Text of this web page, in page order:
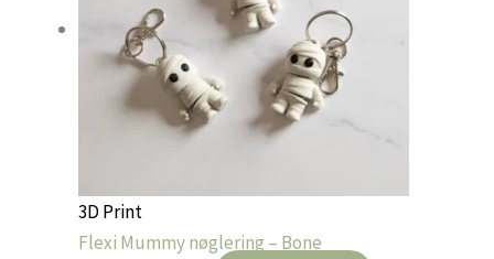
3D Print
Flexi Mummy nøglering – Bone